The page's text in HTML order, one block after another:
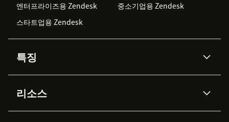
엔터프라이즈용 Zendesk
중소기업용 Zendesk
스타트업용 Zendesk
특징
Zendesk AI
Advanced Data Privacy &
지식창고
리소스